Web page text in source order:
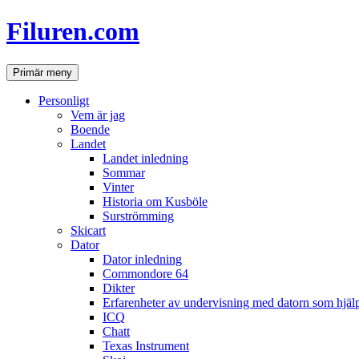
Hoppa
till
Filuren.com
SökPrimär meny
Personligt
Vem är jag
Boende
Landet
Landet inledning
Sommar
Vinter
Historia om Kusböle
Surströmming
Skicart
Dator
Dator inledning
Commondore 64
Dikter
Erfarenheter av undervisning med datorn som
ICQ
Chatt
Texas Instrument